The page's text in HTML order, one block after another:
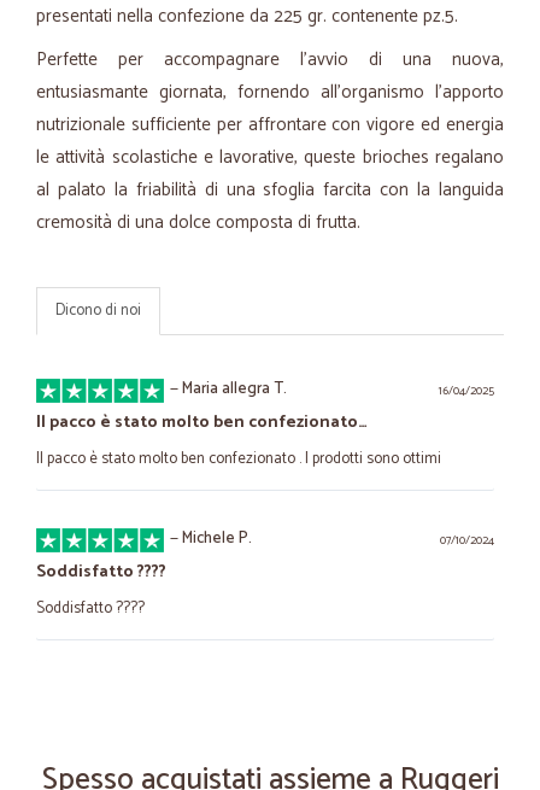
presentati nella confezione da 225 gr. contenente pz.5.
Perfette per accompagnare l'avvio di una nuova,
entusiasmante giornata, fornendo all'organismo l'apporto
nutrizionale sufficiente per affrontare con vigore ed energia
le attività scolastiche e lavorative, queste brioches regalano
al palato la friabilità di una sfoglia farcita con la languida
cremosità di una dolce composta di frutta.
Dicono di noi
16/04/2025
—Maria allegra T.
Il pacco è stato molto ben confezionato…
Il pacco è stato molto ben confezionato . I prodotti sono ottimi
07/10/2024
—Michele P.
Soddisfatto ????
Soddisfatto ????
trovato online